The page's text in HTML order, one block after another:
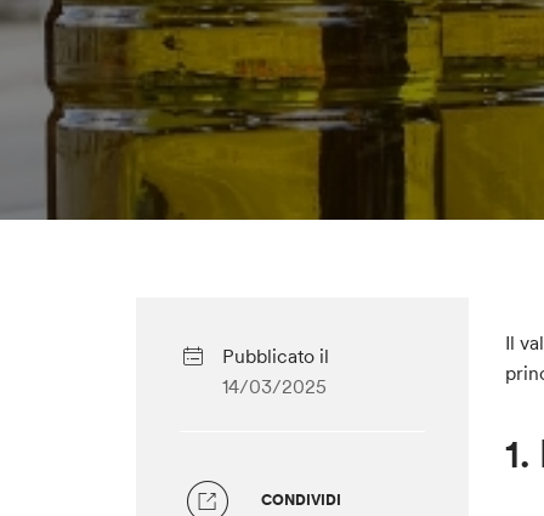
Pubblicato il
14/03/2025
CONDIVIDI
Il
1.